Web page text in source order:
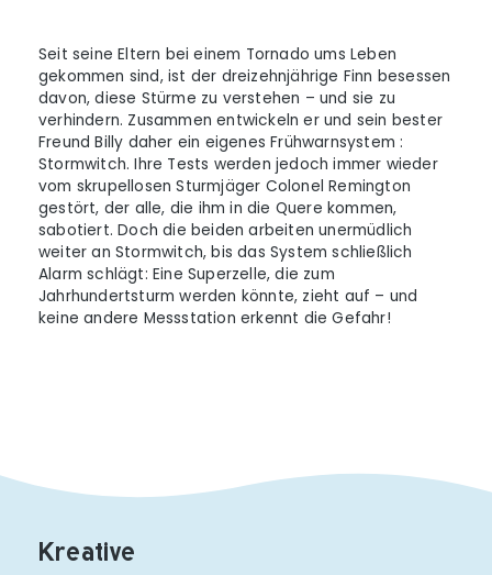
Seit seine Eltern bei einem Tornado ums Leben
gekommen sind, ist der dreizehnjährige Finn besessen
davon, diese Stürme zu verstehen – und sie zu
verhindern. Zusammen entwickeln er und sein bester
Freund Billy daher ein eigenes Frühwarnsystem :
Stormwitch. Ihre Tests werden jedoch immer wieder
vom skrupellosen Sturmjäger Colonel Remington
gestört, der alle, die ihm in die Quere kommen,
sabotiert. Doch die beiden arbeiten unermüdlich
weiter an Stormwitch, bis das System schließlich
Alarm schlägt: Eine Superzelle, die zum
Jahrhundertsturm werden könnte, zieht auf – und
keine andere Messstation erkennt die Gefahr!
Kreative